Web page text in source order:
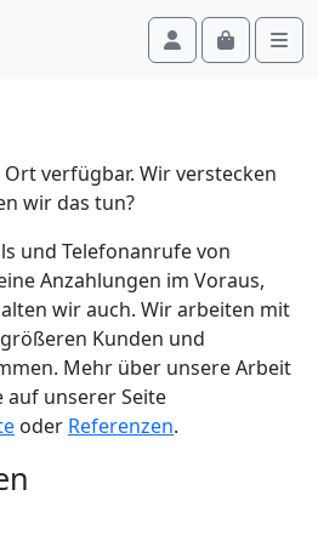
Account
Cart
verfügbar. Wir verstecken
wir das tun?
und Telefonanrufe von
Anzahlungen im Voraus,
wir auch. Wir arbeiten mit
Kunden und
Mehr über unsere Arbeit
auf unserer Seite
oder Referenzen.